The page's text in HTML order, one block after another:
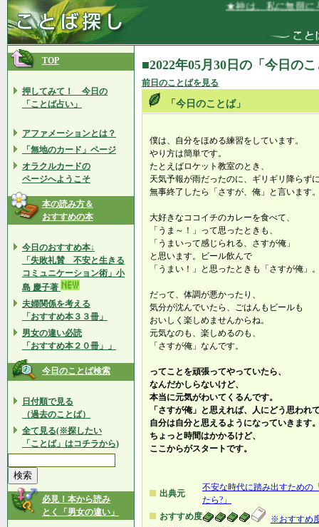
★神は、私に無限に与
TOP
押してみて！ 今日の
「ことば占い」
アファメーションとは？
「無地のカード」ページ
オラクルカードの
ページへようこそ
本の読み方＆
おすすめの本
今日のおすすめ本↓
「失敗礼賛 不安と生きる
コミュニケーション術」小
島 慶子著
夫婦関係を考える
「おすすめ本３３冊」
男女の違い必読
「おすすめ本２０冊」」
今日のことば検索
日付順で見る
（過去のことば）
全て見る(※探したい
「ことば」はコチラから)
必見！本から読み
とく「男女の違い」
■2022年05月30日の「今日の
前日のことばを見る
「今日のことば」
僕は、自分をほめる練習をしています。
やり方は簡単です。
たとえばロケット教室のとき、
天気予報が雨だったのに、ギリギリ降らず
無事終了したら「さすが、俺」と言います
大好きなココイチのカレーを食べて、
「うま～！」って思ったときも、
「うまいって感じられる、さすが俺」
と思います。ビール飲んで
「うまい！」と思ったときも「さすが俺」
だって、体調が悪かったり、
気分が沈んでいたら、ごはんもビールも
おいしく楽しめませんからね。
元気なのも、楽しめるのも、
「さすが俺」なんです。
ってことを頑張ってやっていたら、
なんだかしらないけど、
本当に元気がわいてくるんです。
「さすが俺」と思えれば、人にどう思われ
自分は自分と思えるようになっていきます
ちょっと時間はかかるけど、
ここからがスタートです。
出典元
不安な時代に踏み出すための
たら?」
おすすめ度
※おすすめ